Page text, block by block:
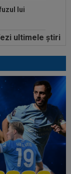
lui
pe un
o afară pe
clubul și
cu
ultimele ştiri